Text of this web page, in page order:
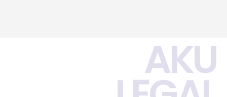
AKU